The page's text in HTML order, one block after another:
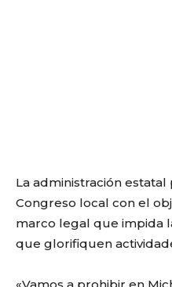
La administración estatal
Congreso local con el
marco legal que impida
que glorifiquen